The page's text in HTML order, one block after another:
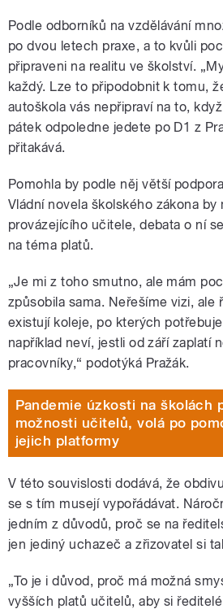
Podle odborníků na vzdělávání
po dvou letech praxe, a to kvůli
připraveni na realitu ve školství.
každý. Lze to připodobnit k tomu,
autoškola vás nepřipraví na to,
pátek odpoledne jedete po D1 z
přitakává.
Pomohla by podle něj větší
Vládní novela školského zákona by
provázejícího učitele, debata o ní
na téma platů.
„Je mi z toho smutno, ale mám
způsobila sama. Neřešíme vizi, ale
existují koleje, po kterých
například neví, jestli od září zaplatí
pracovníky,“ podotýká Pražák.
Pandemie úzkosti na školách
možnosti učitelů, volá po
jejich platformy
V této souvislosti dodává, že
se s tím musejí vypořádávat.
jedním z důvodů, proč se na
jen jediný uchazeč a zřizovatel si
„To je i důvod, proč má možná
vyšších platů učitelů, aby si